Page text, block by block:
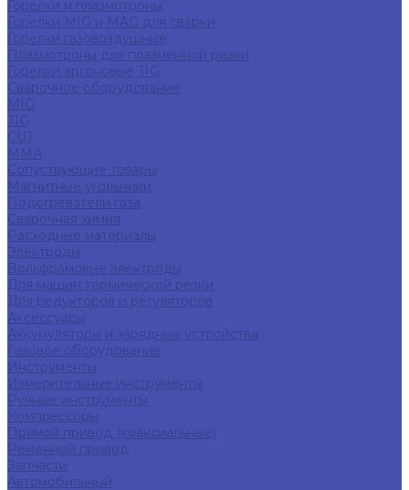
Горелки и плазмотроны
Горелки MIG и MAG для сварки
Горелки газовоздушные
Плазмотроны для плазменной резки
Горелки аргоновые TIG
Сварочное оборудование
MIG
TIG
CUT
ММА
Сопуствующие товары
Магнитные угольники
Подогреватели газа
Сварочная химия
Расходные материалы
Электроды
Вольфрамовые электроды
Для машин термической резки
Для редукторов и регуляторов
Аксессуары
Аккумуляторы и зарядные устройства
Газовое оборудование
Инструменты
Измерительные инструменты
Ручные инструменты
Компрессоры
Прямой привод (коаксиальные)
Ременной привод
Запчасти
Автомобильный